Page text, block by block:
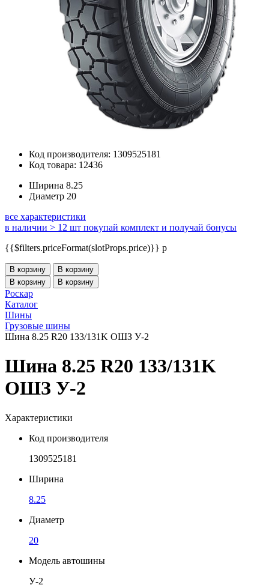
Код производителя: 1309525181
Код товара: 12436
Ширина 8.25
Диаметр 20
все характеристики
в наличии > 12 шт покупай комплект и получай бонусы
{{$filters.priceFormat(slotProps.price)}} p
В корзину
В корзину
В корзину
В корзину
Роскар
Каталог
Шины
Грузовые шины
Шина 8.25 R20 133/131K ОШЗ У-2
Шина 8.25 R20 133/131K
ОШЗ У-2
Характеристики
Код производителя
1309525181
Ширина
8.25
Диаметр
20
Модель автошины
У-2